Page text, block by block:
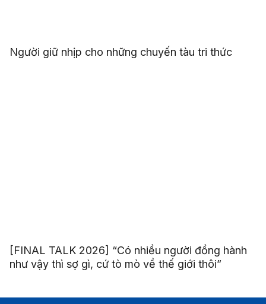
Người giữ nhịp cho những chuyến tàu tri thức
[FINAL TALK 2026] “Có nhiều người đồng hành
như vậy thì sợ gì, cứ tò mò về thế giới thôi”